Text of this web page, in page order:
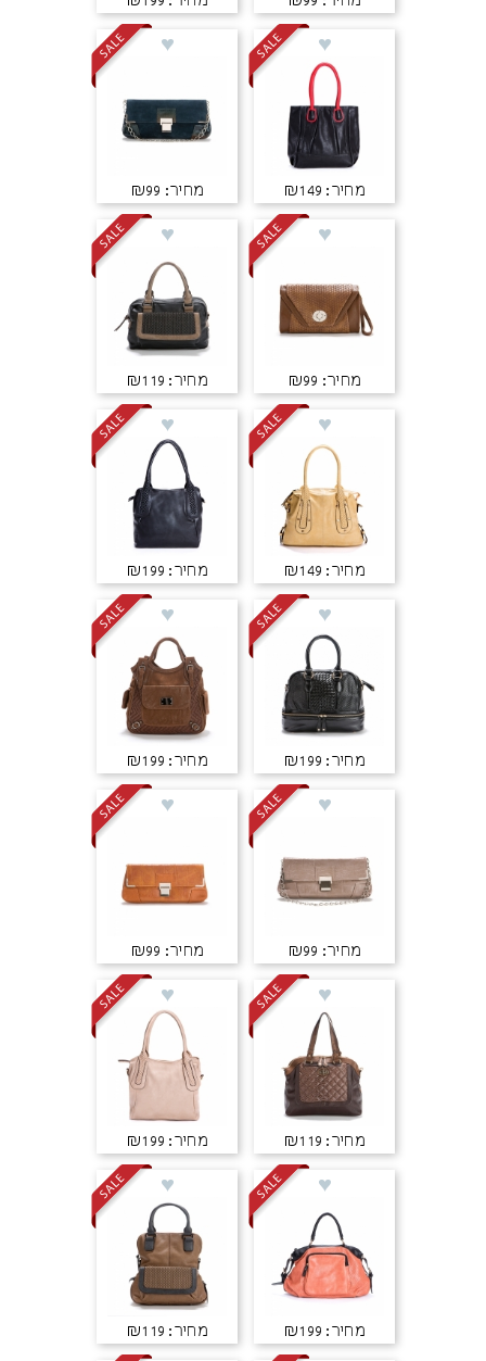
מחיר: ₪149 מחיר: ₪99
מחיר: ₪99 מחיר: ₪119
מחיר: ₪149 מחיר: ₪199
מחיר: ₪199 מחיר: ₪199
מחיר: ₪99 מחיר: ₪99
מחיר: ₪119 מחיר: ₪199
מחיר: ₪199 מחיר: ₪119